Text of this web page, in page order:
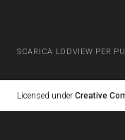
SCARICA LODVIEW PER
Licensed under Creative